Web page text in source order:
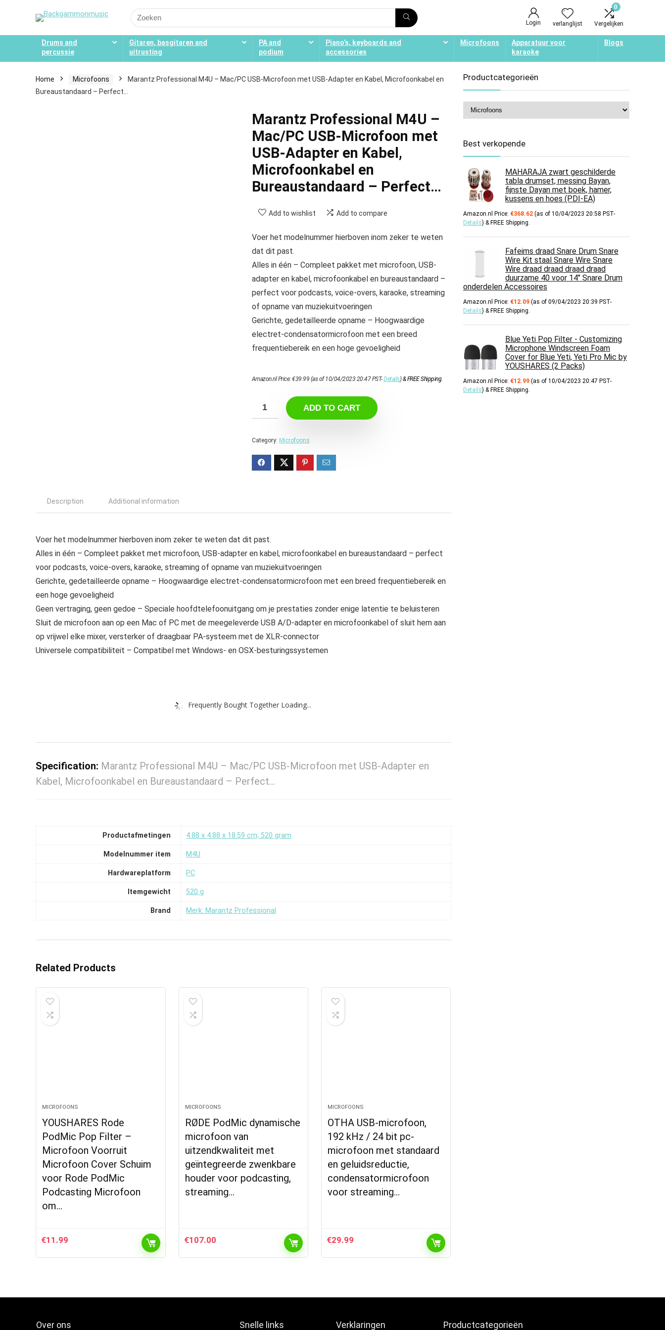
Search
for:
Login verlanglijst
0
Vergelijken
Drums and
percussie
Gitaren, basgitaren and
uitrusting
PA and
podium
Piano’s, keyboards and
accessories
Microfoons
Apparatuur voor
karaoke
Blogs
Home Microfoons
Marantz Professional M4U – Mac/PC USB-Microfoon met USB-Adapter en Kabel, Microfoonkabel en
Bureaustandaard – Perfect…
Marantz Professional M4U –
Mac/PC USB-Microfoon met
USB-Adapter en Kabel,
Microfoonkabel en
Bureaustandaard – Perfect…
Add to wishlist Add to compare
Voer het modelnummer hierboven inom zeker te weten
dat dit past.
Alles in één – Compleet pakket met microfoon, USB-
adapter en kabel, microfoonkabel en bureaustandaard –
perfect voor podcasts, voice-overs, karaoke, streaming
of opname van muziekuitvoeringen
Gerichte, gedetailleerde opname – Hoogwaardige
electret-condensatormicrofoon met een breed
frequentiebereik en een hoge gevoeligheid
Amazon.nl Price:€39.99 (as of 10/04/2023 20:47 PST-Details)&FREE Shipping.
ADD TO CART
Category: Microfoons
Description Additional information
Voer het modelnummer hierboven inom zeker te weten dat dit past.
Alles in één – Compleet pakket met microfoon, USB-adapter en kabel, microfoonkabel en bureaustandaard – perfect
voor podcasts, voice-overs, karaoke, streaming of opname van muziekuitvoeringen
Gerichte, gedetailleerde opname – Hoogwaardige electret-condensatormicrofoon met een breed frequentiebereik en
een hoge gevoeligheid
Geen vertraging, geen gedoe – Speciale hoofdtelefoonuitgang om je prestaties zonder enige latentie te beluisteren
Sluit de microfoon aan op een Mac of PC met de meegeleverde USB A/D-adapter en microfoonkabel of sluit hem aan
op vrijwel elke mixer, versterker of draagbaar PA-systeem met de XLR-connector
Universele compatibiliteit – Compatibel met Windows- en OSX-besturingssystemen
Frequently Bought Together Loading...
Specification: Marantz Professional M4U – Mac/PC USB-Microfoon met USB-Adapter en
Kabel, Microfoonkabel en Bureaustandaard – Perfect…
Productafmetingen ‎4.88 x 4.88 x 18.59 cm; 520 gram
Modelnummer item ‎M4U
Hardwareplatform ‎PC
Itemgewicht ‎520 g
Brand Merk: Marantz Professional
Related Products
MICROFOONS
YOUSHARES Rode
PodMic Pop Filter –
Microfoon Voorruit
Microfoon Cover Schuim
voor Rode PodMic
Podcasting Microfoon
om…
€11.99
MICROFOONS
RØDE PodMic dynamische
microfoon van
uitzendkwaliteit met
geïntegreerde zwenkbare
houder voor podcasting,
streaming…
€107.00
MICROFOONS
OTHA USB-microfoon,
192 kHz / 24 bit pc-
microfoon met standaard
en geluidsreductie,
condensatormicrofoon
voor streaming…
€29.99
Productcategorieën
Best verkopende
MAHARAJA zwart geschilderde
tabla drumset, messing Bayan,
fijnste Dayan met boek, hamer,
kussens en hoes (PDI-EA)
Amazon.nl Price: €368.62 (as of 10/04/2023 20:58 PST-
Details) & FREE Shipping.
Fafeims draad Snare Drum Snare
Wire Kit staal Snare Wire Snare
Wire draad draad draad draad
duurzame 40 voor 14" Snare Drum
onderdelen Accessoires
Amazon.nl Price: €12.09 (as of 09/04/2023 20:39 PST-
Details) & FREE Shipping.
Blue Yeti Pop Filter - Customizing
Microphone Windscreen Foam
Cover for Blue Yeti, Yeti Pro Mic by
YOUSHARES (2 Packs)
Amazon.nl Price: €12.99 (as of 10/04/2023 20:47 PST-
Details) & FREE Shipping.
Over ons Snelle links Verklaringen Productcategorieën